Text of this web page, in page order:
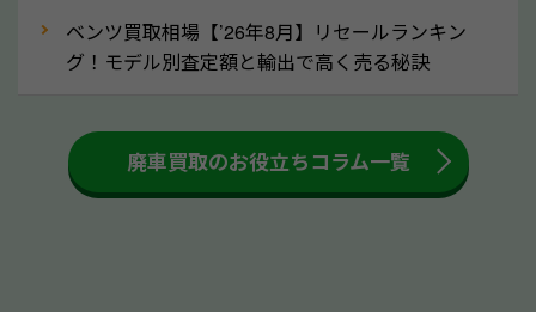
す。車内の汚れは簡単な清掃だけで取り除けることも
多いため、査定前にチェックして、清掃をしておくの
大きな汚れがない限り必要はありません。査定に影響
するケースは少ないため、そのままお持ちいただいて
ベンツ買取相場【’26年8月】リセールランキン
グ！モデル別査定額と輸出で高く売る秘訣
廃車買取のお役立ちコラム一覧